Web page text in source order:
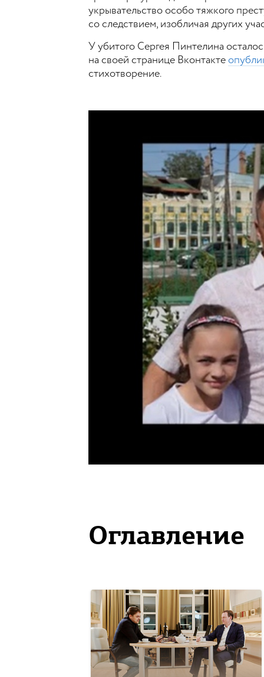
укрывательство особо тяжкого
со следствием, изобличая других
У убитого Сергея Пинтелина
на своей странице Вконтакте
стихотворение.
Оглавление